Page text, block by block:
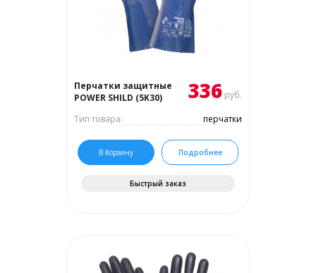
Перчатки защитные
POWER SHILD (5K30)
336 руб.
Тип товара:
перчатки
В Корзину Подробнее
Быстрый заказ